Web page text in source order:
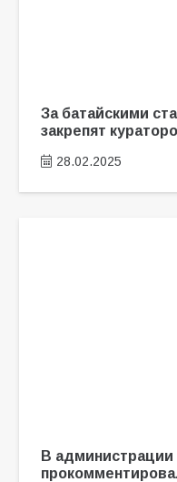
За батайскими
закрепят
28.02.2025
В администрации